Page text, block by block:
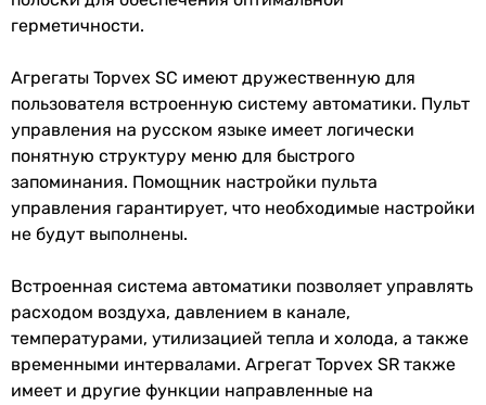
герметичности.
Агрегаты Topvex SC имеют дружественную для
пользователя встроенную систему автоматики. Пульт
управления на русском языке имеет логически
понятную структуру меню для быстрого
запоминания. Помощник настройки пульта
управления гарантирует, что необходимые настройки
не будут выполнены.
Встроенная система автоматики позволяет управлять
расходом воздуха, давлением в канале,
температурами, утилизацией тепла и холода, а также
временными интервалами. Агрегат Topvex SR также
имеет и другие функции направленные на